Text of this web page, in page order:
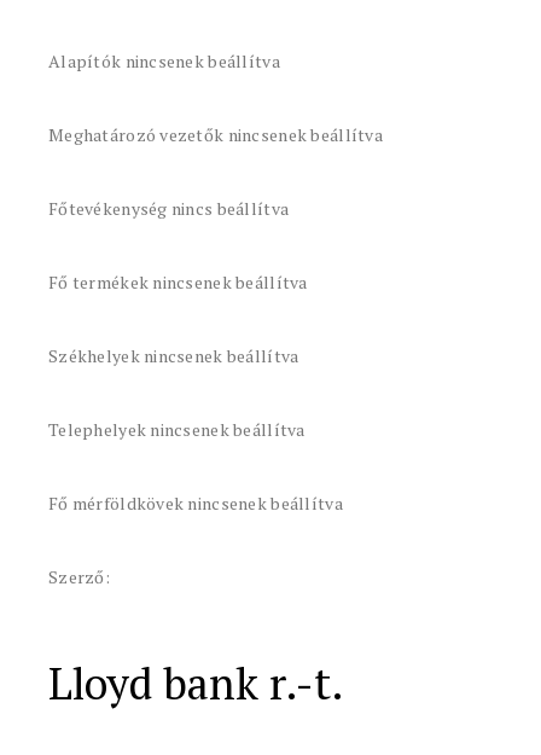
Alapítók nincsenek beállítva
Meghatározó vezetők nincsenek beállítva
Főtevékenység nincs beállítva
Fő termékek nincsenek beállítva
Székhelyek nincsenek beállítva
Telephelyek nincsenek beállítva
Fő mérföldkövek nincsenek beállítva
Szerző:
Lloyd bank r.-t.